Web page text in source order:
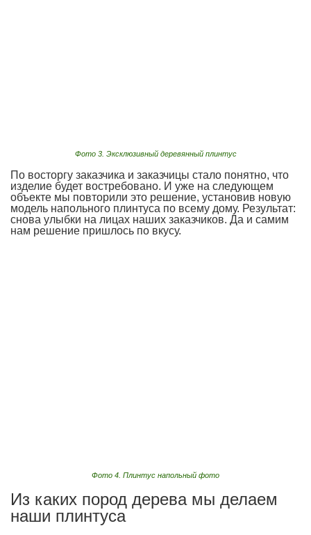
Фото 3. Эксклюзивный деревянный плинтус
По восторгу заказчика и заказчицы стало понятно, что
изделие будет востребовано. И уже на следующем
объекте мы повторили это решение, установив новую
модель напольного плинтуса по всему дому. Результат:
снова улыбки на лицах наших заказчиков. Да и самим
нам решение пришлось по вкусу.
Фото 4. Плинтус напольный фото
Из каких пород дерева мы делаем
наши плинтуса